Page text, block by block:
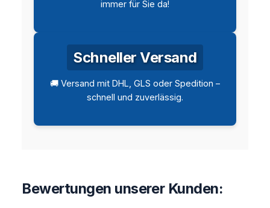
immer für Sie da!
Schneller Versand
🚚 Versand mit DHL, GLS oder Spedition –
schnell und zuverlässig.
Bewertungen unserer Kunden: